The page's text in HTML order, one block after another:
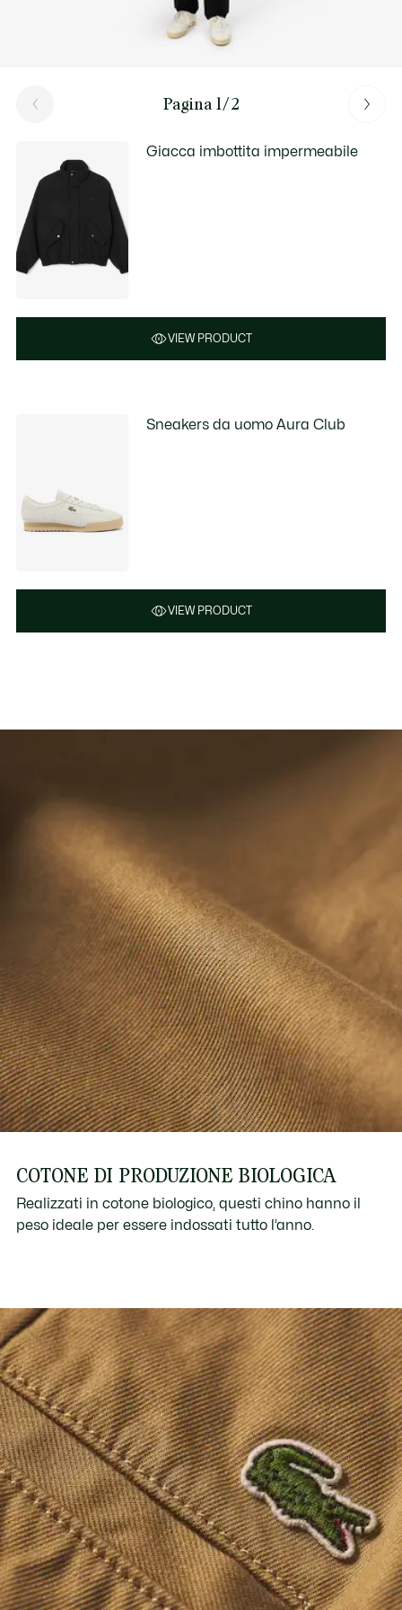
Pagina 1/2
Giacca imbottita impermeabile
VIEW PRODUCT
Sneakers da uomo Aura Club
VIEW PRODUCT
COTONE DI PRODUZIONE BIOLOGICA
Realizzati in cotone biologico, questi chino hanno il
peso ideale per essere indossati tutto l’anno.